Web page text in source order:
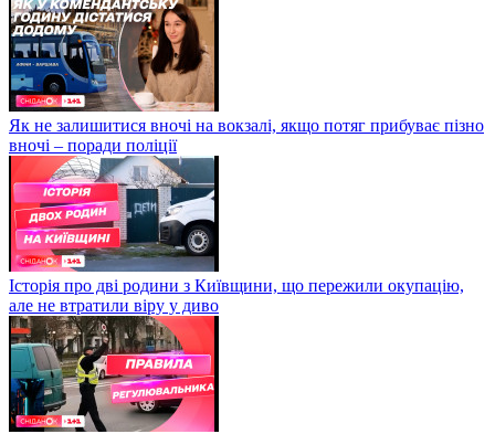
Як не залишитися вночі на вокзалі, якщо потяг прибуває пізно
вночі – поради поліції
Історія про дві родини з Київщини, що пережили окупацію,
але не втратили віру у диво